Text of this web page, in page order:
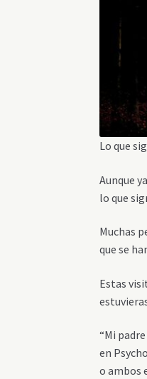
Lo que
Aunque
lo que
Muchas
que se
Estas
“Mi
en
o ambos